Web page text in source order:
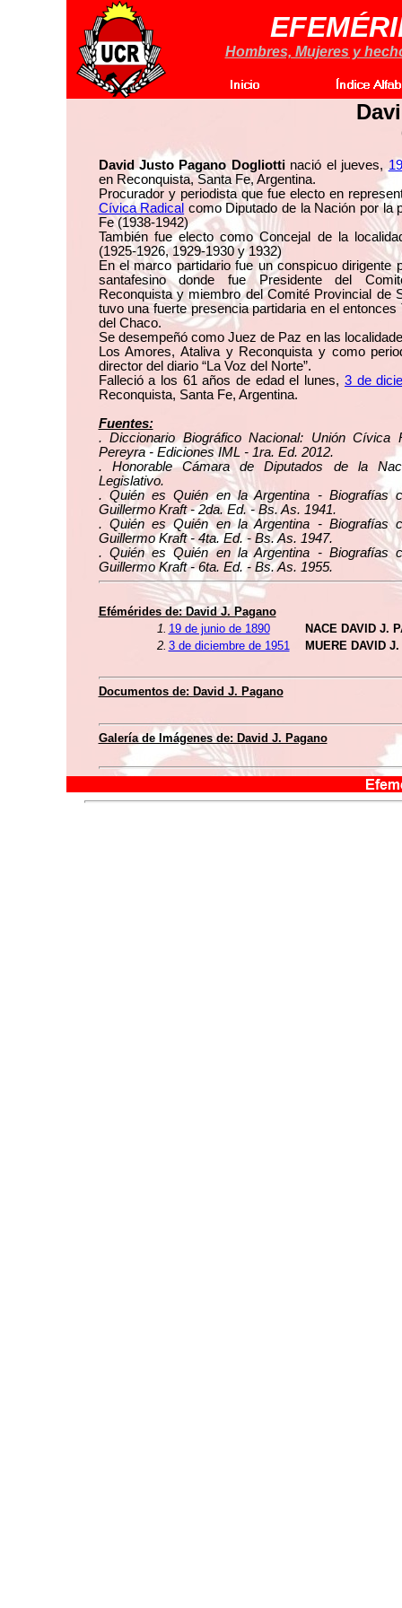
Hombres, Mujeres y
David Justo Pagano Dogliottinació el jueves,
en Reconquista, Santa Fe, Argentina.
Procurador y periodista que fue electo en
Cívica Radical como Diputado de la Nación por la
Fe (1938-1942)
También fue electo como Concejal de la
(1925-1926, 1929-1930 y 1932)
En el marco partidario fue un conspicuo dirigente
santafesino donde fue Presidente del
Reconquista y miembro del Comité Provincial de
tuvo una fuerte presencia partidaria en el entonces
del Chaco.
Se desempeñó como Juez de Paz en las
Los Amores, Ataliva y Reconquista y como
director del diario “La Voz del Norte”.
Falleció a los 61 años de edad el lunes, 3 de
Reconquista, Santa Fe, Argentina.
Fuentes:
. Diccionario Biográfico Nacional: Unión Cívica
Pereyra - Ediciones IML - 1ra. Ed. 2012.
. Honorable Cámara de Diputados de la
Legislativo.
. Quién es Quién en la Argentina - Biografías
Guillermo Kraft - 2da. Ed. - Bs. As. 1941.
. Quién es Quién en la Argentina - Biografías
Guillermo Kraft - 4ta. Ed. - Bs. As. 1947.
. Quién es Quién en la Argentina - Biografías
Guillermo Kraft - 6ta. Ed. - Bs. As. 1955.
Efémérides de: David J. Pagano
1. 19 de junio de 1890
NACE DAVID J.
2. 3 de diciembre de 1951 MUERE DAVID
Documentos de: David J. Pagano
Galería de Imágenes de: David J. Pagano